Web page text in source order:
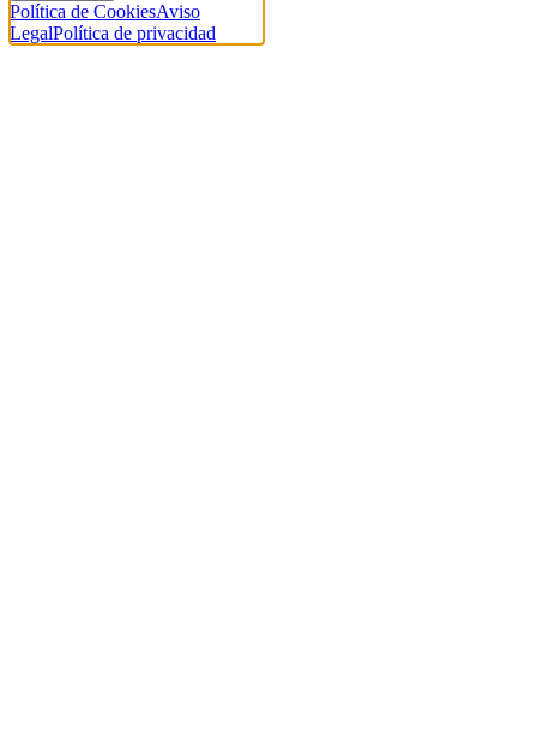
Política de CookiesAviso
LegalPolítica de privacidad